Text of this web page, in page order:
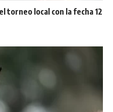
torneo local con la fecha 12